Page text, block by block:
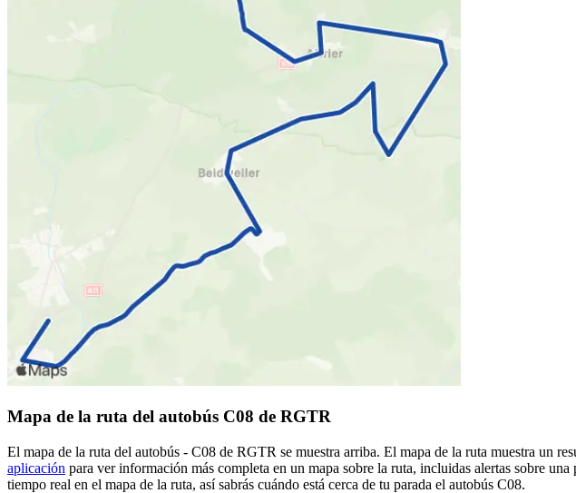
Mapa de la ruta del autobús C08 de RGTR
El mapa de la ruta del autobús - C08 de RGTR se muestra arriba. El mapa de la ruta muestra un
aplicación para ver información más completa en un mapa sobre la ruta, incluidas alertas sobre
tiempo real en el mapa de la ruta, así sabrás cuándo está cerca de tu parada el autobús C08.